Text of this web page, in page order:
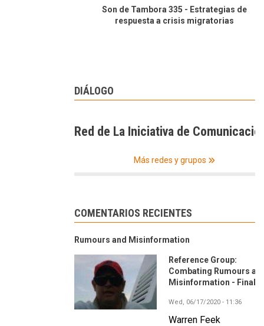
Son de Tambora 335 - Estrategias de
respuesta a crisis migratorias
DIÁLOGO
Red de La Iniciativa de
Más redes y grupos
COMENTARIOS RECIENTES
Rumours and Misinformation
Reference Group:
Combating Rumours
Misinformation - Final
Wed, 06/17/2020 - 11:36
Warren Feek